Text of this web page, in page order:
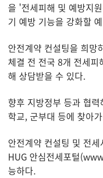
을 '전세피해 및 예방지
기 예방 기능을 강화할
안전계약 컨설팅을 희망
체결 전 전국 8개 전세
해 상담받을 수 있다.
향후 지방정부 등과 협
학교, 군부대 등에 찾아
안전계약 컨설팅 및 전
HUG 안심전세포털
능하다.